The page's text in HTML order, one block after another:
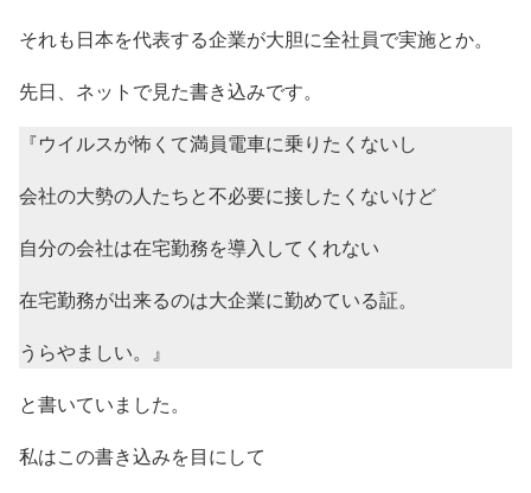
それも日本を代表する企業が大胆に全社員で実施とか。
先日、ネットで見た書き込みです。
『ウイルスが怖くて満員電車に乗りたくないし
会社の大勢の人たちと不必要に接したくないけど
自分の会社は在宅勤務を導入してくれない
在宅勤務が出来るのは大企業に勤めている証。
うらやましい。』
と書いていました。
私はこの書き込みを目にして